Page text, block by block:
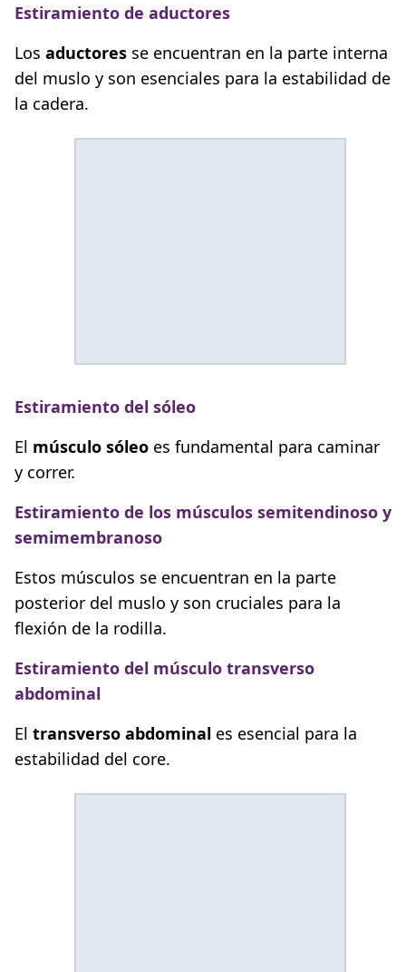
Estiramiento de aductores
Los aductores se encuentran en la parte interna
del muslo y son esenciales para la estabilidad de
la cadera.
Estiramiento del sóleo
El músculo sóleo es fundamental para caminar
y correr.
Estiramiento de los músculos semitendinoso y
semimembranoso
Estos músculos se encuentran en la parte
posterior del muslo y son cruciales para la
flexión de la rodilla.
Estiramiento del músculo transverso
abdominal
El transverso abdominal es esencial para la
estabilidad del core.